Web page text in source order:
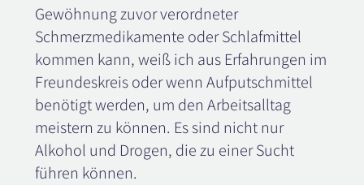
Gewöhnung zuvor verordneter
Schmerzmedikamente oder Schlafmittel
kommen kann, weiß ich aus Erfahrungen im
Freundeskreis oder wenn Aufputschmittel
benötigt werden, um den Arbeitsalltag
meistern zu können. Es sind nicht nur
Alkohol und Drogen, die zu einer Sucht
führen können.